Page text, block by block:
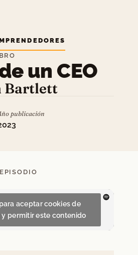
un CEO
Bartlett
publicación
aceptar cookies de
permitir este contenido